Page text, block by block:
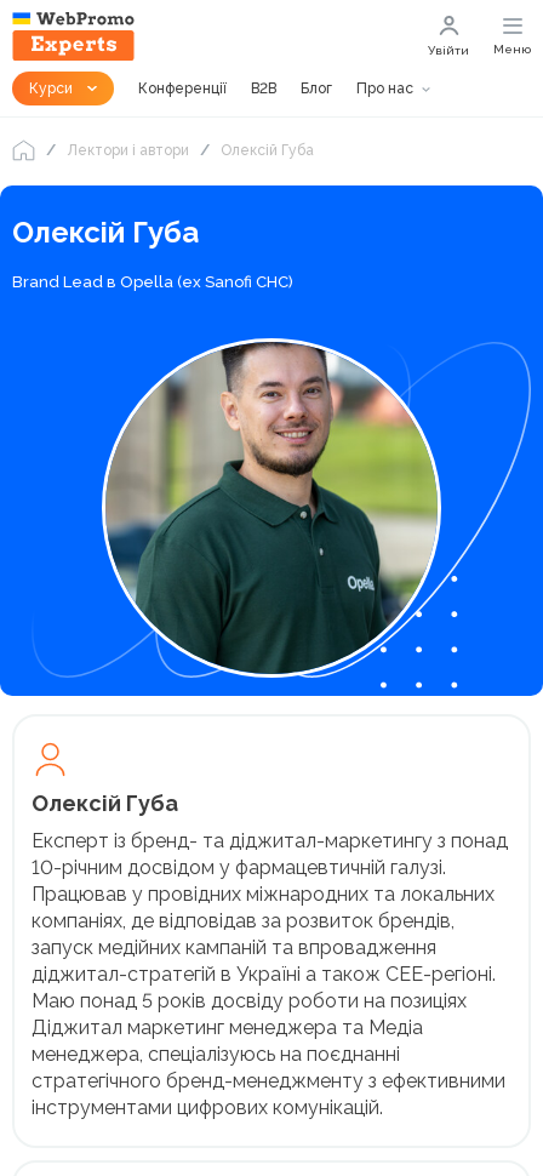
Курси Конференції B2B Блог Про нас
Увійти Меню
Лектори і автори Олексій Губа
Олексій Губа
Brand Lead в Opella (ex Sanofi CHC)
Олексій Губа
Експерт із бренд- та діджитал-маркетингу з понад
10-річним досвідом у фармацевтичній галузі.
Працював у провідних міжнародних та локальних
компаніях, де відповідав за розвиток брендів,
запуск медійних кампаній та впровадження
діджитал-стратегій в Україні а також CEE-регіоні.
Маю понад 5 років досвіду роботи на позиціях
Діджитал маркетинг менеджера та Медіа
менеджера, спеціалізуюсь на поєднанні
стратегічного бренд-менеджменту з ефективними
інструментами цифрових комунікацій.